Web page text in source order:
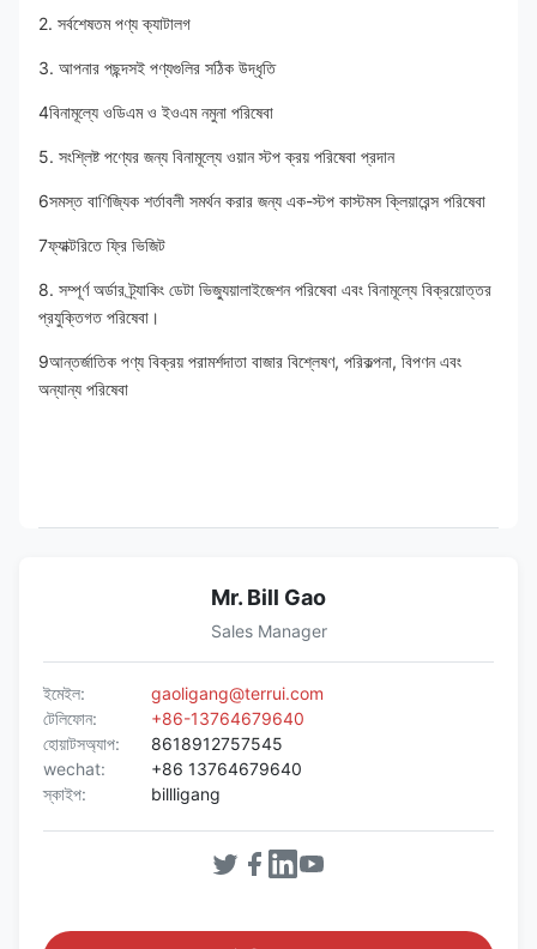
2. সর্বশেষতম পণ্য ক্যাটালগ
3. আপনার পছন্দসই পণ্যগুলির সঠিক উদ্ধৃতি
4বিনামূল্যে ওডিএম ও ইওএম নমুনা পরিষেবা
5. সংশ্লিষ্ট পণ্যের জন্য বিনামূল্যে ওয়ান স্টপ ক্রয় পরিষেবা প্রদান
6সমস্ত বাণিজ্যিক শর্তাবলী সমর্থন করার জন্য এক-স্টপ কাস্টমস ক্লিয়ারেন্স পরিষেবা
7ফ্যাক্টরিতে ফ্রি ভিজিট
8. সম্পূর্ণ অর্ডার ট্র্যাকিং ডেটা ভিজ্যুয়ালাইজেশন পরিষেবা এবং বিনামূল্যে বিক্রয়োত্তর
প্রযুক্তিগত পরিষেবা।
9আন্তর্জাতিক পণ্য বিক্রয় পরামর্শদাতা বাজার বিশ্লেষণ, পরিকল্পনা, বিপণন এবং
অন্যান্য পরিষেবা
Mr. Bill Gao
Sales Manager
ইমেইল:
gaoligang@terrui.com
টেলিফোন:
+86-13764679640
হোয়াটসঅ্যাপ:
8618912757545
wechat:
+86 13764679640
স্কাইপ:
billligang